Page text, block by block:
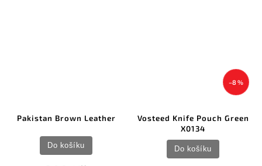
Pakistan Brown Leather
Do košíku
–8 %
Vosteed Knife Pouch Green
X0134
Do košíku